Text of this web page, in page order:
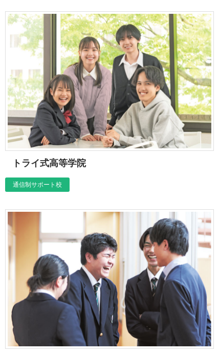
トライ式高等学院
通信制サポート校